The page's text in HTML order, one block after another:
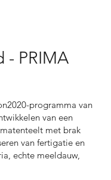
- PRIMA
programma van
van een
met brak
van fertigatie en
echte meeldauw,